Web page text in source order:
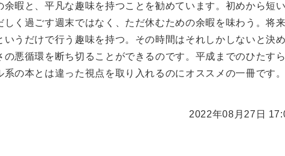
暇と、平凡な趣味を持つことを勧めています。初めから短い
く過ごす週末ではなく、ただ休むための余暇を味わう。将来
うだけで行う趣味を持つ。その時間はそれしかしないと決め
悪循環を断ち切ることができるのです。平成までのひたすら
の本とは違った視点を取り入れるのにオススメの一冊です。
2022年08月27日